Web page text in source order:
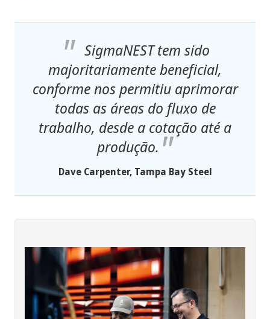
SigmaNEST tem sido
majoritariamente beneficial,
conforme nos permitiu aprimorar
todas as áreas do fluxo de
trabalho, desde a cotação até a
produção.
Dave Carpenter, Tampa Bay Steel